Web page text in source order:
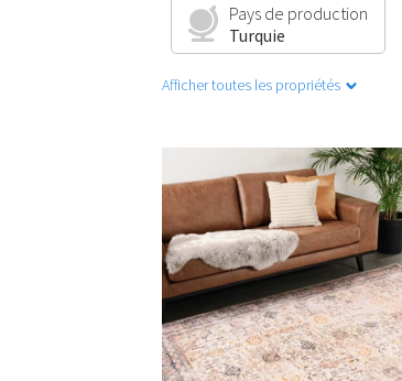
Pays de production
Turquie
Afficher toutes les propriétés